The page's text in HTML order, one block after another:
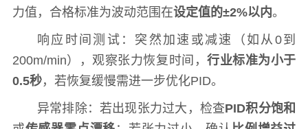
力值，合格标准为波动范围在设定值的±2%以内。
响应时间测试：突然加速或减速（如从0到
200m/min），观察张力恢复时间，行业标准为小于
0.5秒，若恢复缓慢需进一步优化PID。
异常排除：若出现张力过大，检查PID积分饱和